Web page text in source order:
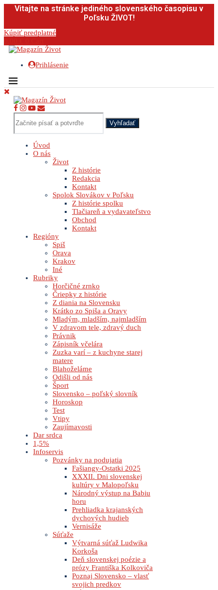
Vitajte na stránke jediného slovenského časopisu v
Poľsku ŽIVOT!
Kúpiť predplatné
Prihlásenie
Vyhľadať
Úvod
O nás
Život
Z histórie
Redakcia
Kontakt
Spolok Slovákov v Poľsku
Z histórie spolku
Tlačiareň a vydavateľstvo
Obchod
Kontakt
Regióny
Spiš
Orava
Krakov
Iné
Rubriky
Horčičné zrnko
Čriepky z histórie
Z diania na Slovensku
Krátko zo Spiša a Oravy
Mladým, mladším, najmladším
V zdravom tele, zdravý duch
Právnik
Zápisník včelára
Zuzka varí – z kuchyne starej
matere
Blahoželáme
Odišli od nás
Šport
Slovensko – poľský slovník
Horoskop
Test
Vtipy
Zaujímavosti
Dar srdca
1,5%
Infoservis
Pozvánky na podujatia
Fašiangy-Ostatki 2025
XXXII. Dni slovenskej
kultúry v Malopoľsku
Národný výstup na Babiu
horu
Prehliadka krajanských
dychových hudieb
Vernisáže
Súťaže
Výtvarná súťaž Ludwika
Korkoša
Deň slovenskej poézie a
prózy Františka Kolkoviča
Poznaj Slovensko – vlasť
svojich predkov